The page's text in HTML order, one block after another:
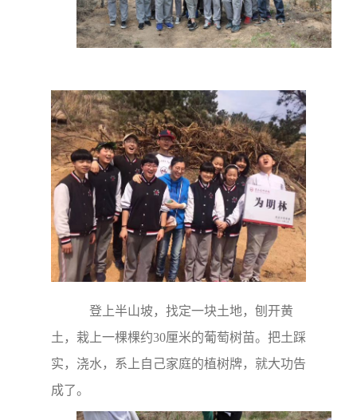
登上半山坡，找定一块土地，刨开黄
土，栽上一棵棵约30厘米的葡萄树苗。把土踩
实，浇水，系上自己家庭的植树牌，就大功告
成了。